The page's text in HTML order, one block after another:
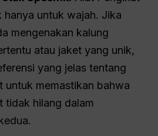
hanya untuk wajah. Jika
mengenakan kalung
atau jaket yang unik,
yang jelas tentang
untuk memastikan bahwa
tidak hilang dalam